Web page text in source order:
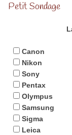
Petit Sondage
Canon
Nikon
Sony
Pentax
Olympus
Samsung
Sigma
Leica